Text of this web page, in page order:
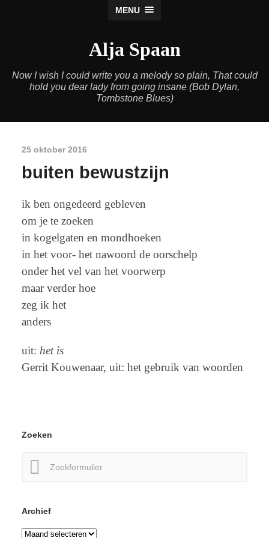
MENU
Alja Spaan
Now I wish I could write you a melody so plain, That could
hold you dear lady from going insane (Bob Dylan,
Tombstone Blues)
25 oktober 2016
buiten bewustzijn
ik ben ongedeerd gebleven
om je te zoeken
in kogelgaten en mondhoeken
in het voor- het nawoord de oorschelp
onder het vel van het voorwerp
maar verder hoe
zeg ik het
anders
uit: het is
Gerrit Kouwenaar, uit: het gebruik van woorden
Zoeken
Zoeken
Archief
Archief